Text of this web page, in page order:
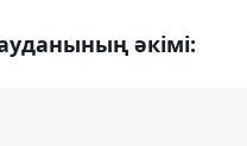
әкімі: